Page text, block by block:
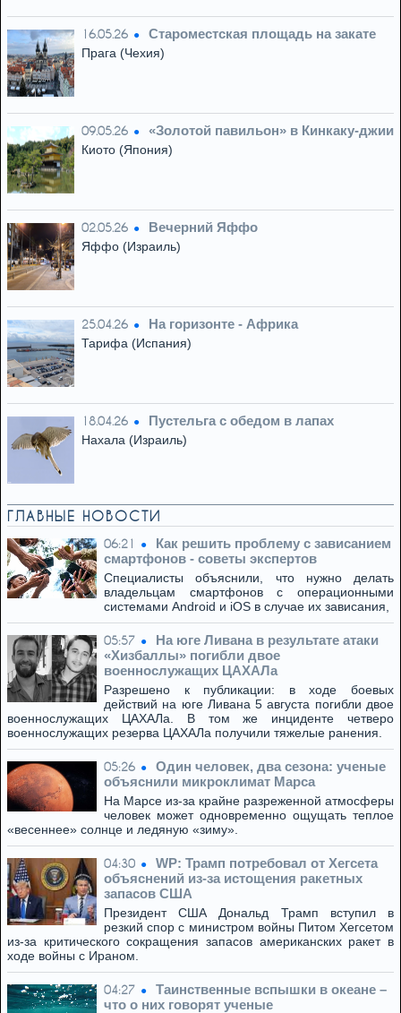
16.05.26 Староместская площадь на закате
Прага (Чехия)
09.05.26 «Золотой павильон» в Кинкаку-джии
Киото (Япония)
02.05.26 Вечерний Яффо
Яффо (Израиль)
25.04.26 На горизонте - Африка
Тарифа (Испания)
18.04.26 Пустельга с обедом в лапах
Нахала (Израиль)
ГЛАВНЫЕ НОВОСТИ
06:21
Как решить проблему с зависанием
смартфонов - советы экспертов
Специалисты объяснили, что нужно делать
владельцам смартфонов с операционными
системами Android и iOS в случае их зависания,
05:57
На юге Ливана в результате атаки
«Хизбаллы» погибли двое
военнослужащих ЦАХАЛа
Разрешено к публикации: в ходе боевых
действий на юге Ливана 5 августа погибли двое
военнослужащих ЦАХАЛа. В том же инциденте четверо
военнослужащих резерва ЦАХАЛа получили тяжелые ранения.
05:26
Один человек, два сезона: ученые
объяснили микроклимат Марса
На Марсе из-за крайне разреженной атмосферы
человек может одновременно ощущать теплое
«весеннее» солнце и ледяную «зиму».
04:30
WP: Трамп потребовал от Хегсета
объяснений из-за истощения ракетных
запасов США
Президент США Дональд Трамп вступил в
резкий спор с министром войны Питом Хегсетом
из-за критического сокращения запасов американских ракет в
ходе войны с Ираном.
04:27
Таинственные вспышки в океане –
что о них говорят ученые